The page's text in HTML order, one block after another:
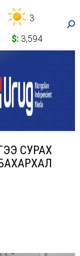
3
$: 3,594
СУРАХ